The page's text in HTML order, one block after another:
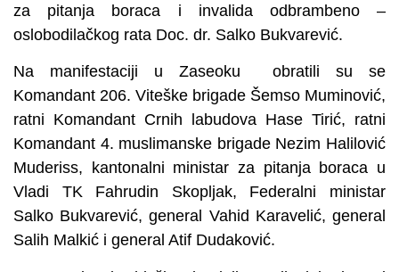
za pitanja boraca i invalida odbrambeno –
oslobodilačkog rata Doc. dr. Salko Bukvarević.
Na manifestaciji u Zaseoku obratili su se
Komandant 206. Viteške brigade Šemso Muminović,
ratni Komandant Crnih labudova Hase Tirić, ratni
Komandant 4. muslimanske brigade Nezim Halilović
Muderiss, kantonalni ministar za pitanja boraca u
Vladi TK Fahrudin Skopljak, Federalni ministar
Salko Bukvarević, general Vahid Karavelić, general
Salih Malkić i general Atif Dudaković.